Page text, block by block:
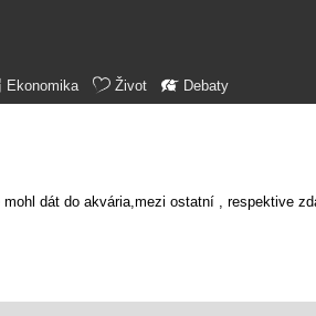
Ekonomika Život Debaty
dát do akvária,mezi ostatní , respektive